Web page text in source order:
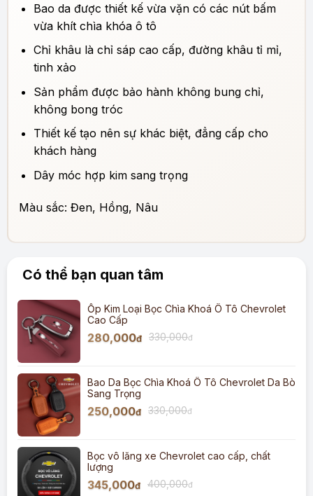
Bao da được thiết kế vừa vặn có các nút bấm
vừa khít chìa khóa ô tô
Chỉ khâu là chỉ sáp cao cấp, đường khâu tỉ mỉ,
tinh xảo
Sản phẩm được bảo hành không bung chỉ,
không bong tróc
Thiết kế tạo nên sự khác biệt, đẳng cấp cho
khách hàng
Dây móc hợp kim sang trọng
Màu sắc: Đen, Hồng, Nâu
Có thể bạn quan tâm
Ốp Kim Loại Bọc Chìa Khoá Ô Tô Chevrolet
Cao Cấp
280,000đ 330,000đ
Bao Da Bọc Chìa Khoá Ô Tô Chevrolet Da Bò
Sang Trọng
250,000đ 330,000đ
Bọc vô lăng xe Chevrolet cao cấp, chất
lượng
345,000đ 400,000đ